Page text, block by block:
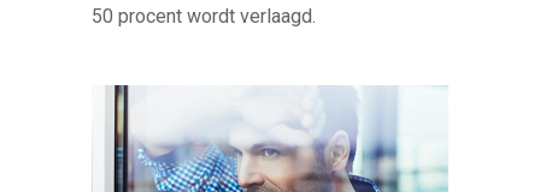
50 procent wordt verlaagd.